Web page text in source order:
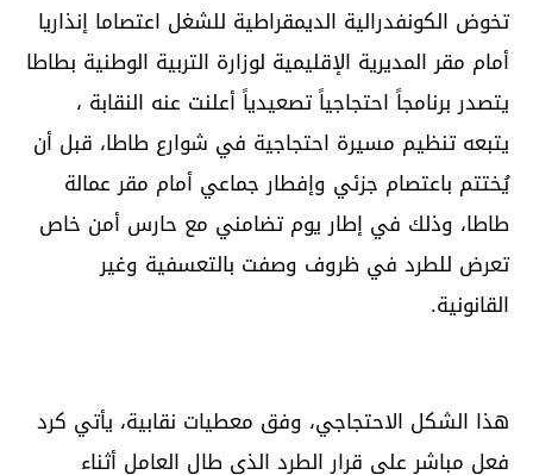
تخوض الكونفدرالية الديمقراطية للشغل اعتصاما إنذاريا
أمام مقر المديرية الإقليمية لوزارة التربية الوطنية بطاطا
يتصدر برنامجاً احتجاجياً تصعيدياً أعلنت عنه النقابة ،
يتبعه تنظيم مسيرة احتجاجية في شوارع طاطا، قبل أن
يُختتم باعتصام جزئي وإفطار جماعي أمام مقر عمالة
طاطا، وذلك في إطار يوم تضامني مع حارس أمن خاص
تعرض للطرد في ظروف وصفت بالتعسفية وغير
القانونية.
هذا الشكل الاحتجاجي، وفق معطيات نقابية، يأتي كرد
فعل مباشر على قرار الطرد الذي طال العامل أثناء